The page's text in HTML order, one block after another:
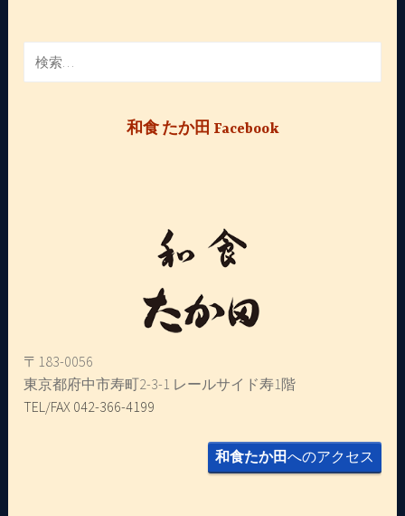
索:
和食 たか田 Facebook
〒183-0056
東京都府中市寿町2-3-1 レールサイド寿1階
TEL/FAX 042-366-4199
和食たか田へのアクセス